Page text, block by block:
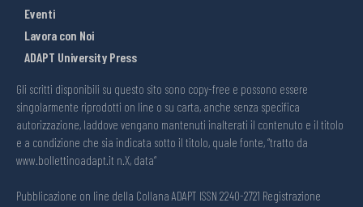
Eventi
Lavora con Noi
ADAPT University Press
Gli scritti disponibili su questo sito sono copy-free e possono essere
singolarmente riprodotti on line o su carta, anche senza specifica
autorizzazione, laddove vengano mantenuti inalterati il contenuto e il titolo
e a condizione che sia indicata sotto il titolo, quale fonte, “tratto da
www.bollettinoadapt.it n.X, data“
Pubblicazione on line della Collana ADAPT ISSN 2240-2721 Registrazione